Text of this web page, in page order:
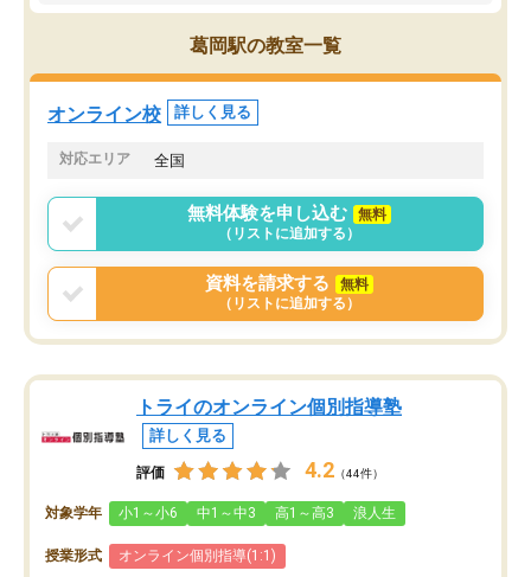
す。
うちの子は、初回面談の講師の方で決
オンラインツールを使用した単語帳の
共有があり宿題もそちらで出される形
でした。
言う事で講師変更の申し出があり、あ
まりに短期での変更だった為、塾に通
う事にして退会しました。遅れも取り
戻せ、授業内容や講師の方は良かった
と思います。
ち期待したものではなく
くなってきたようなので
葛岡駅の教室一覧
オンライン校 詳しく見る
対応エリア 全国
無料体験を申し込む
無料
（リストに追加する）
資料を請求する
無料
（リストに追加する）
トライのオンライン個別指導塾
詳しく見る
評価 4.2 （44件）
対象学年 小1～小6 中1～中3 高1～高3 浪人生
授業形式 オンライン個別指導(1:1)